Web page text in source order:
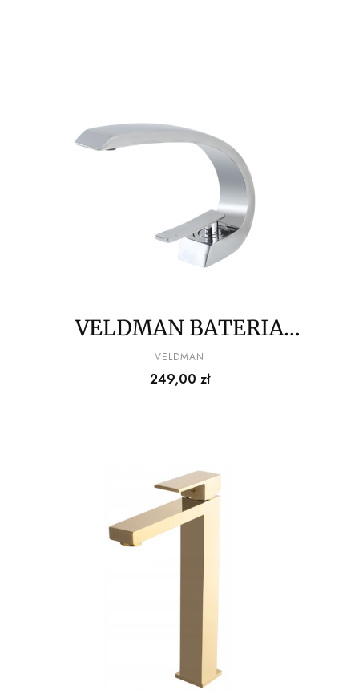
VELDMAN BATERIA
UMYWALKOWA
ŁAZIENKOWA EXCITO
PRODUCENT
VELDMAN
Cena
249,00 zł